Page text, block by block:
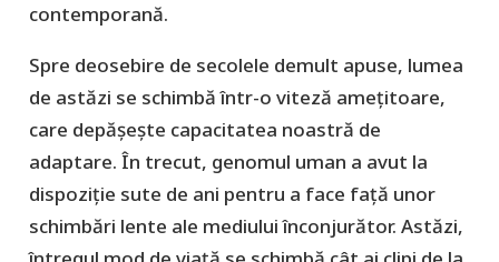
contemporană.
Spre deosebire de secolele demult apuse, lumea
de astăzi se schimbă într-o viteză amețitoare,
care depășește capacitatea noastră de
adaptare. În trecut, genomul uman a avut la
dispoziție sute de ani pentru a face față unor
schimbări lente ale mediului înconjurător. Astăzi,